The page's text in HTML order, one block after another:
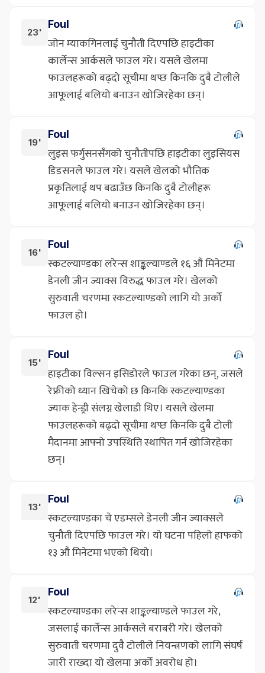
23'
Foul
जोन म्याकगिनलाई चुनौती दिएपछि हाइटीका
कार्लेन्स आर्कसले फाउल गरे। यसले खेलमा
फाउलहरूको बढ्दो सूचीमा थप्छ किनकि दुबै टोलीले
आफूलाई बलियो बनाउन खोजिरहेका छन्।
19'
Foul
लुइस फर्गुसनसँगको चुनौतीपछि हाइटीका लुइसियस
डिडसनले फाउल गरे। यसले खेलको भौतिक
प्रकृतिलाई थप बढाउँछ किनकि दुबै टोलीहरू
आफूलाई बलियो बनाउन खोजिरहेका छन्।
16'
Foul
स्कटल्याण्डका लरेन्स शाङ्कल्याण्डले १६ औं मिनेटमा
डेनली जीन ज्याक्स विरुद्ध फाउल गरे। खेलको
सुरुवाती चरणमा स्कटल्याण्डको लागि यो अर्को
फाउल हो।
15'
Foul
हाइटीका विल्सन इसिडोरले फाउल गरेका छन्, जसले
रेफ्रीको ध्यान खिचेको छ किनकि स्कटल्याण्डका
ज्याक हेन्ड्री संलग्न खेलाडी थिए। यसले खेलमा
फाउलहरूको बढ्दो सूचीमा थप्छ किनकि दुबै टोली
मैदानमा आफ्नो उपस्थिति स्थापित गर्न खोजिरहेका
छन्।
13'
Foul
स्कटल्याण्डका चे एडम्सले डेनली जीन ज्याक्सले
चुनौती दिएपछि फाउल गरे। यो घटना पहिलो हाफको
१३ औं मिनेटमा भएको थियो।
12'
Foul
स्कटल्याण्डका लरेन्स शाङ्कल्याण्डले फाउल गरे,
जसलाई कार्लेन्स आर्कसले बराबरी गरे। खेलको
सुरुवाती चरणमा दुवै टोलीले नियन्त्रणको लागि संघर्ष
जारी राख्दा यो खेलमा अर्को अवरोध हो।